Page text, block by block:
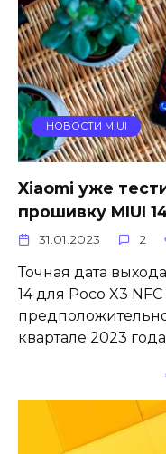
НОВОСТИ MIUI
Xiaomi уже
прошивку MIUI
31.01.2023 2
Точная дата
14 для Poco X3
квартале 2023